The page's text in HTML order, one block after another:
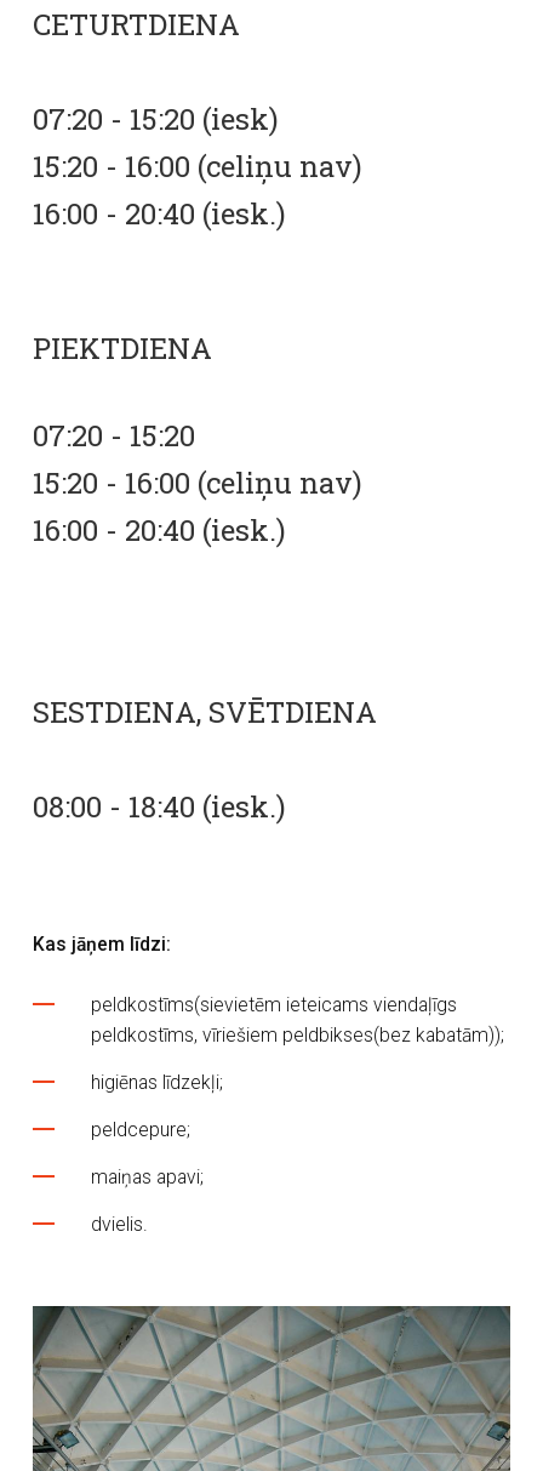
CETURTDIENA
07:20 - 15:20 (iesk)
15:20 - 16:00 (celiņu nav)
16:00 - 20:40 (iesk.)
PIEKTDIENA
07:20 - 15:20
15:20 - 16:00 (celiņu nav)
16:00 - 20:40 (iesk.)
SESTDIENA, SVĒTDIENA
08:00 - 18:40 (iesk.)
Kas jāņem līdzi:
peldkostīms(sievietēm ieteicams viendaļīgs
peldkostīms, vīriešiem peldbikses(bez kabatām));
higiēnas līdzekļi;
peldcepure;
maiņas apavi;
dvielis.